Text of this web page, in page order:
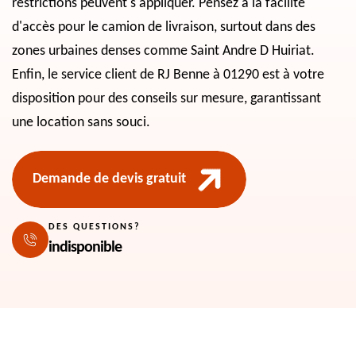
restrictions peuvent s'appliquer. Pensez à la facilité
d'accès pour le camion de livraison, surtout dans des
zones urbaines denses comme Saint Andre D Huiriat.
Enfin, le service client de RJ Benne à 01290 est à votre
disposition pour des conseils sur mesure, garantissant
une location sans souci.
Demande de devis gratuit
DES QUESTIONS?
indisponible